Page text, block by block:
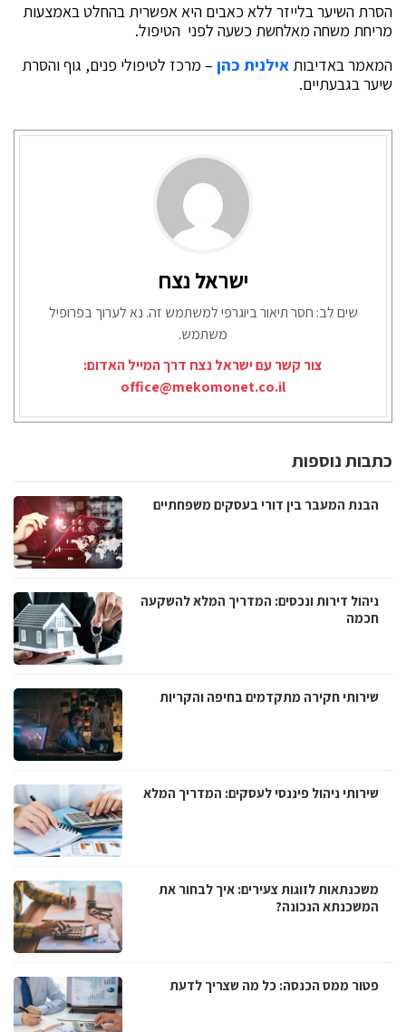
הסרת השיער בלייזר ללא כאבים היא אפשרית בהחלט באמצעות
מריחת משחה מאלחשת כשעה לפני הטיפול.
המאמר באדיבות אילנית כהן – מרכז לטיפולי פנים, גוף והסרת
שיער בגבעתיים.
ישראל נצח
שים לב: חסר תיאור ביוגרפי למשתמש זה. נא לערוך בפרופיל
משתמש.
צור קשר עם ישראל נצח דרך המייל האדום:
office@mekomonet.co.il
כתבות נוספות
הבנת המעבר בין דורי בעסקים משפחתיים
ניהול דירות ונכסים: המדריך המלא להשקעה
חכמה
שירותי חקירה מתקדמים בחיפה והקריות
שירותי ניהול פיננסי לעסקים: המדריך המלא
משכנתאות לזוגות צעירים: איך לבחור את
המשכנתא הנכונה?
פטור ממס הכנסה: כל מה שצריך לדעת